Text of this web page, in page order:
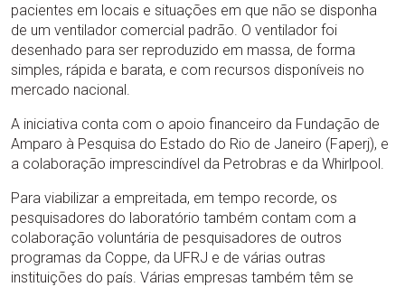
pacientes em locais e situações em que não se disponha
de um ventilador comercial padrão. O ventilador foi
desenhado para ser reproduzido em massa, de forma
simples, rápida e barata, e com recursos disponíveis no
mercado nacional.
A iniciativa conta com o apoio financeiro da Fundação de
Amparo à Pesquisa do Estado do Rio de Janeiro (Faperj), e
a colaboração imprescindível da Petrobras e da Whirlpool.
Para viabilizar a empreitada, em tempo recorde, os
pesquisadores do laboratório também contam com a
colaboração voluntária de pesquisadores de outros
programas da Coppe, da UFRJ e de várias outras
instituições do país. Várias empresas também têm se